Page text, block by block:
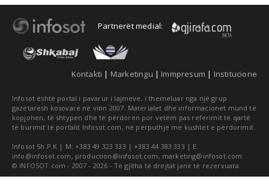
Partnerët medial:
Kontakti | Marketingu | Immpresum | Institucione
Infosot është portal i pavarur i lajmeve, i themeluar nga një grup
gazetarësh kosovarë në vitin 2007. Materialet dhe informacionet mund të
kopjohen, të shtypen dhe të përdoren por vetëm pas referimit të qartë
të burimit të portalit Infosot.com, në përputhje me kushtet e përdorimit.
Infosot Sh.P.K | M: +383 49 323 333 | +383 44 383 333 | E:
info@infosot.com , production@infosot.com , marketing@infosot.com
© INFOSOT.com - 2007 - 2026 - Të gjitha të drejtat janë të rezervuara